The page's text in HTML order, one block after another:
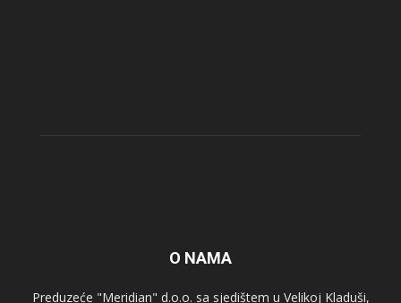
O NAMA
Preduzeće "Meridian" d.o.o. sa sjedištem u Velikoj Kladuši,